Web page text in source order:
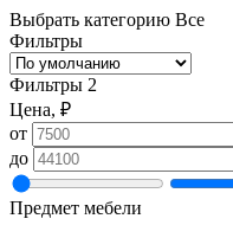
Выбрать категорию Все
Фильтры
Фильтры 2
Цена, ₽
от
до
Предмет мебели